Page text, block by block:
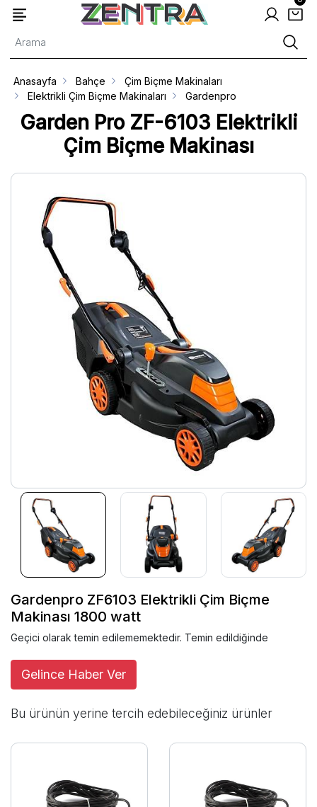
Garden Pro ZF-6103 Elektrikli
Çim Biçme Makinası
Anasayfa Bahçe
Çim Biçme Makinaları
Elektrikli Çim Biçme Makinaları
Gardenpro
Gardenpro ZF6103 Elektrikli Çim Biçme
Makinası 1800 watt
Geçici olarak temin edilememektedir. Temin edildiğinde
Gelince Haber Ver
Bu ürünün yerine tercih edebileceğiniz ürünler